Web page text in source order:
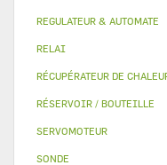
REGULATEUR & AUTOMATE
RELAI
RÉCUPÉRATEUR DE
RÉSERVOIR / BOUTEILLE
SERVOMOTEUR
SONDE